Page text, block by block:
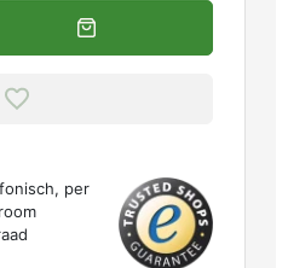
per